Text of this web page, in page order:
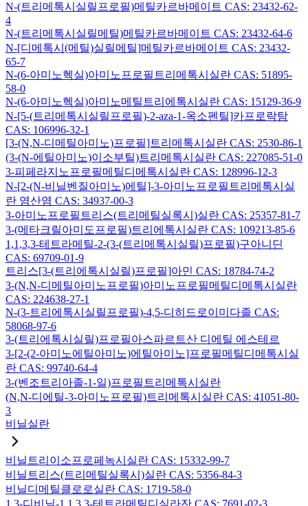
N-(트리메톡시실릴프로필)메틸카르바메이트 CAS: 23432-62-
4
N-(트리메톡시실릴메틸)메틸카르바메이트 CAS: 23432-64-6
N-[디메톡시(메틸)실릴메틸]메틸카르바메이트 CAS: 23432-
65-7
N-(6-아미노헥실)아미노프로필트리메톡시실란 CAS: 51895-
58-0
N-(6-아미노헥실)아미노메틸트리에톡시실란 CAS: 15129-36-9
N-[5-(트리메톡시실릴프로필)-2-aza-1-옥소펜틸]카프로락탐
CAS: 106996-32-1
[3-(N,N-디메틸아미노)프로필]트리메톡시실란 CAS: 2530-86-1
(3-(N-에틸아미노)이소부틸)트리메톡시실란 CAS: 227085-51-0
3-피페라지노프로필메틸디메톡시실란 CAS: 128996-12-3
N-[2-(N-비닐벤질아미노)에틸]-3-아미노프로필트리메톡시실
란 염산염 CAS: 34937-00-3
3-아미노프로필트리스(트리메틸실록시)실란 CAS: 25357-81-7
3-(메타크릴아미도프로필)트리에톡시실란 CAS: 109213-85-6
1,1,3,3-테트라메틸-2-(3-(트리메톡시실릴)프로필)구아니딘
CAS: 69709-01-9
트리스[3-(트리에톡시실릴)프로필]아민 CAS: 18784-74-2
3-(N,N-디메틸아미노프로필)아미노프로필메틸디메톡시실란
CAS: 224638-27-1
N-(3-트리에톡시실릴프로필)-4,5-디히드로이미다졸 CAS:
58068-97-6
3-(트리에톡시실릴)프로필아스파르트산 디에틸 에스테르
3-[2-(2-아미노에틸아미노)에틸아미노]프로필메틸디메톡시실
란 CAS: 99740-64-4
3-(벤조트리아졸-1-일)프로필트리메톡시실란
(N,N-디에틸-3-아미노프로필)트리메톡시실란 CAS: 41051-80-
3
비닐실란
비닐트리이소프로페녹시실란 CAS: 15332-99-7
비닐트리스(트리메틸실록시)실란 CAS: 5356-84-3
비닐디메틸클로로실란 CAS: 1719-58-0
1,3-디비닐-1,1,3,3-테트라메틸디실라잔 CAS: 7691-02-3